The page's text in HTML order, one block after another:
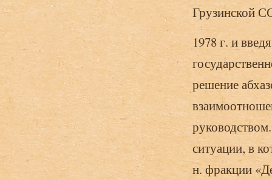
Грузинской
1978 г. и
решение
ситуации, в
н. фракции